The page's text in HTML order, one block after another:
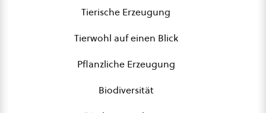
Tierische Erzeugung
Tierwohl auf einen Blick
Pflanzliche Erzeugung
Biodiversität